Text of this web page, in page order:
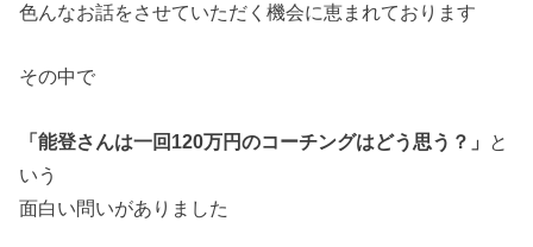
色んなお話をさせていただく機会に恵まれております
その中で
「能登さんは一回120万円のコーチングはどう思う？」 と
いう
面白い問いがありました